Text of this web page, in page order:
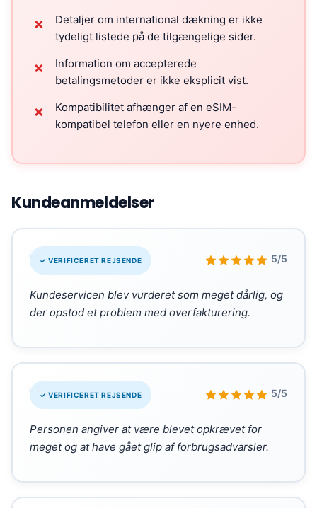
✗
Detaljer om international dækning er ikke
tydeligt listede på de tilgængelige sider.
✗
Information om accepterede
betalingsmetoder er ikke eksplicit vist.
✗
Kompatibilitet afhænger af en eSIM-
kompatibel telefon eller en nyere enhed.
Kundeanmeldelser
✓ VERIFICERET REJSENDE 5/5
“
Kundeservicen blev vurderet som meget dårlig, og
der opstod et problem med overfakturering.
✓ VERIFICERET REJSENDE 5/5
“
Personen angiver at være blevet opkrævet for
meget og at have gået glip af forbrugsadvarsler.